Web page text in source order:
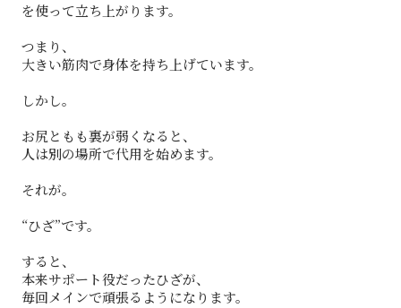
を使って立ち上がります。
つまり、
大きい筋肉で身体を持ち上げています。
しかし。
お尻ともも裏が弱くなると、
人は別の場所で代用を始めます。
それが。
“ひざ”です。
すると、
本来サポート役だったひざが、
毎回メインで頑張るようになります。